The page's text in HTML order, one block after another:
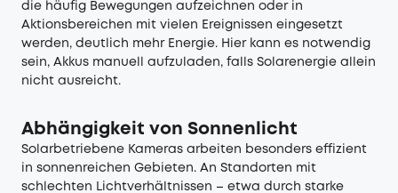
die häufig Bewegungen aufzeichnen oder in
Aktionsbereichen mit vielen Ereignissen eingesetzt
werden, deutlich mehr Energie. Hier kann es notwendig
sein, Akkus manuell aufzuladen, falls Solarenergie allein
nicht ausreicht.
Abhängigkeit von Sonnenlicht
Solarbetriebene Kameras arbeiten besonders effizient
in sonnenreichen Gebieten. An Standorten mit
schlechten Lichtverhältnissen – etwa durch starke